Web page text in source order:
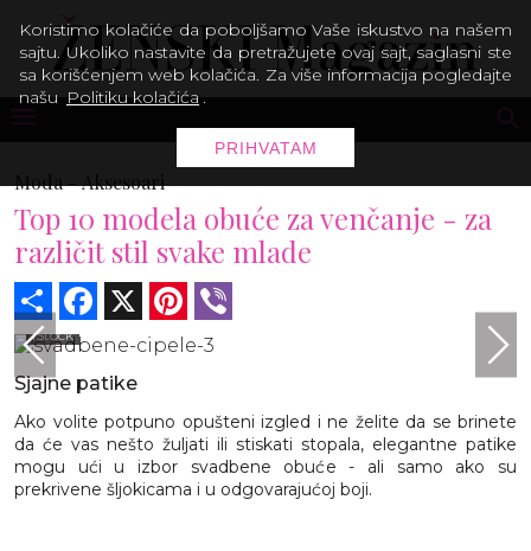
Moda -Aksesoari
Top 10 modela obuće za venčanje - za
različit stil svake mlade
Share Facebook Pinterest
iStock
Sjajne patike
Ako volite potpuno opušteni izgled i ne želite da se brinete
da će vas nešto žuljati ili stiskati stopala, elegantne patike
mogu ući u izbor svadbene obuće - ali samo ako su
prekrivene šljokicama i u odgovarajućoj boji.
Koristimo kolačiće da poboljšamo Vaše iskustvo na našem
sajtu. Ukoliko nastavite da pretražujete ovaj sajt, saglasni ste
sa korišćenjem web kolačića. Za više informacija pogledajte
našu Politiku kolačića .
PRIHVATAM